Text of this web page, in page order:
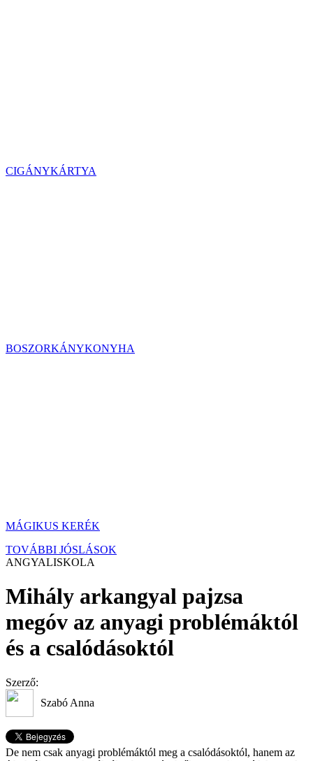
CIGÁNYKÁRTYA
BOSZORKÁNYKONYHA
MÁGIKUS KERÉK
TOVÁBBI JÓSLÁSOK
ANGYALISKOLA
Mihály arkangyal pajzsa
megóv az anyagi problémáktól
és a csalódásoktól
Szerző:
Szabó Anna
De nem csak anyagi problémáktól meg a csalódásoktól, hanem az